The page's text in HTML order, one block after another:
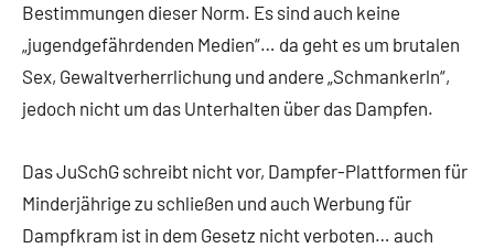
Bestimmungen dieser Norm. Es sind auch keine
„jugendgefährdenden Medien“… da geht es um brutalen
Sex, Gewaltverherrlichung und andere „Schmankerln“,
jedoch nicht um das Unterhalten über das Dampfen.
Das JuSchG schreibt nicht vor, Dampfer-Plattformen für
Minderjährige zu schließen und auch Werbung für
Dampfkram ist in dem Gesetz nicht verboten… auch